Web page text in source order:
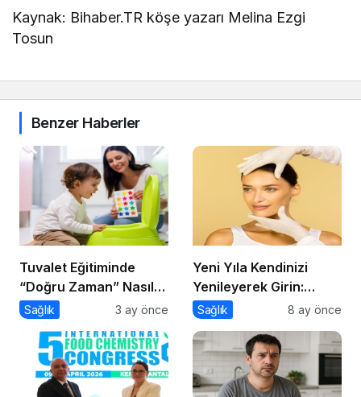
Kaynak: Bihaber.TR köşe yazarı Melina Ezgi
Tosun
Benzer Haberler
Tuvalet Eğitiminde
“Doğru Zaman” Nasıl
Anlaşılır?
Sağlık 3 ay önce
Yeni Yıla Kendinizi
Yenileyerek Girin:
Burun Estetiğinde Op.
Farkı
Sağlık 8 ay önce